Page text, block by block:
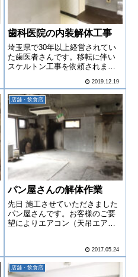
歯科医院の内装解体工事
埼玉県で30年以上経営されてい
た歯医者さんです。移転に伴い
スケルトン工事を依頼されまし
2019.12.19
店舗・飲食店
パン屋さんの解体作業
先日 施工させていただきました
パン屋さんです。お客様のご要
望によりエアコン（天吊エアコ
2017.05.24
店舗・飲食店